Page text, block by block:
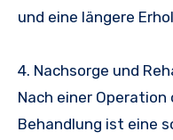
und eine längere
4. Nachsorge und
Nach einer
Behandlung ist eine